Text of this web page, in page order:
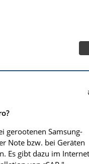
gerootenen Samsung-
Note bzw. bei Geräten
Es gibt dazu im Internet